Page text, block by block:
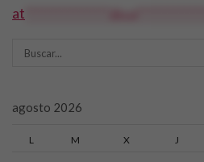
at
agosto 2026
L M X J